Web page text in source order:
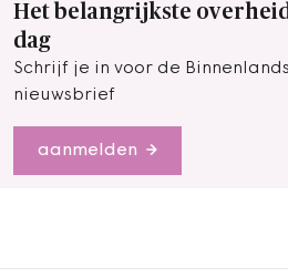
Het belangrijkste
dag
Schrijf je in voor de
nieuwsbrief
aanmelden